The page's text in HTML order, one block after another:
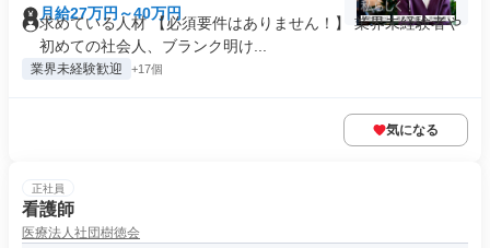
月給27万円～40万円
求めている人材 【必須要件はありません！】 業界未経験者や
初めての社会人、ブランク明け...
業界未経験歓迎 +17個
気になる
正社員
看護師
医療法人社団樹徳会